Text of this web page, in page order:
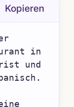
Kopieren
in
und